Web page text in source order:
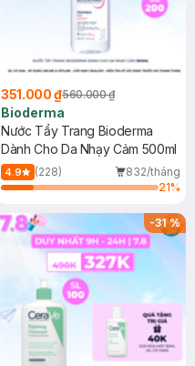
351.000 ₫560.000 ₫
Bioderma
Nước Tẩy Trang Bioderma
Dành Cho Da Nhạy Cảm 500ml
4.9 (228)
832/tháng
21%
-31%